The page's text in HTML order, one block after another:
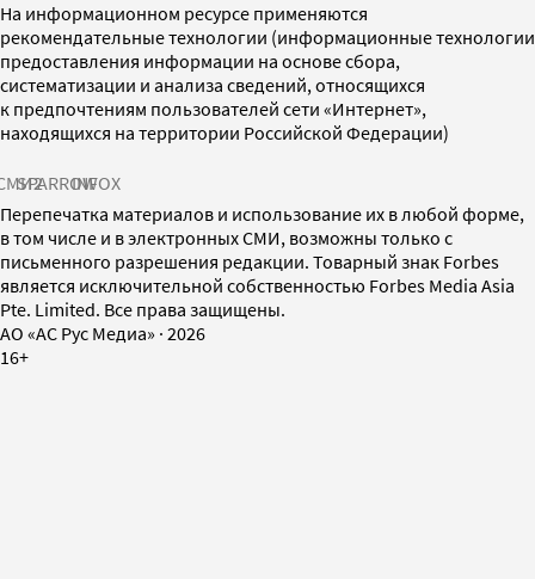
На информационном ресурсе применяются
рекомендательные технологии (информационные технологии
предоставления информации на основе сбора,
систематизации и анализа сведений, относящихся
к предпочтениям пользователей сети «Интернет»,
находящихся на территории Российской Федерации)
SPARROWINFOX
Перепечатка материалов и использование их в любой форме,
в том числе и в электронных СМИ, возможны только с
письменного разрешения редакции. Товарный знак Forbes
является исключительной собственностью Forbes Media Asia
Pte. Limited. Все права защищены.
AO «АС Рус Медиа» · 2026
16+